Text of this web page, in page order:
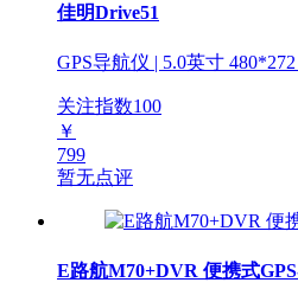
佳明Drive51
GPS导航仪 | 5.0英寸
关注指数100
￥
799
暂无点评
E路航M70+DVR 便携式